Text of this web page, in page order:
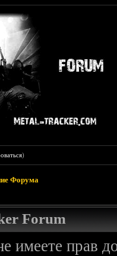
)
Форума
Forum
имеете прав